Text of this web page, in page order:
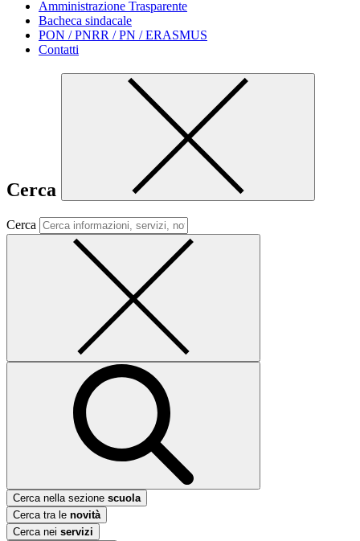
Amministrazione Trasparente
Bacheca sindacale
PON / PNRR / PN / ERASMUS
Contatti
Cerca
Cerca
Cerca nella sezione scuola
Cerca tra le novità
Cerca nei servizi